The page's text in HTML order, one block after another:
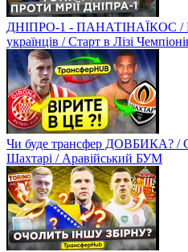
ДНІПРО-1 - ПАНАТІНАЇКОС /
українців / Старт в Лізі
Чи буде трансфер ДОВБИКА?
Шахтарі / Аравійський БУМ